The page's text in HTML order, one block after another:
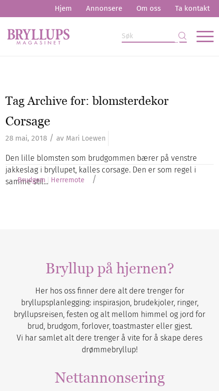
Hjem Annonsere Om oss Ta kontakt
Tag Archive for:blomsterdekor
Corsage
28 mai, 2018 / av Mari Loewen
Den lille blomsten som brudgommen bærer på venstre
jakkeslag i bryllupet, kalles corsage. Den er som regel i
samme stil…
Brudgom Herremote /
Bryllup på hjernen?
Her hos oss finner dere alt dere trenger for
bryllupsplanlegging: inspirasjon, brudekjoler, ringer,
bryllupsreisen, festen og alt mellom himmel og jord for
brud, brudgom, forlover, toastmaster eller gjest.
Vi har samlet alt dere trenger å vite for å skape deres
drømmebryllup!
Nettannonsering